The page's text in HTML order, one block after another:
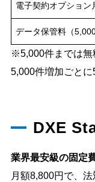
電子契約オプション
データ保管料（
※5,000件までは無
5,000件増加ごとに
DXE
業界最安級の固定
月額8,800円で、